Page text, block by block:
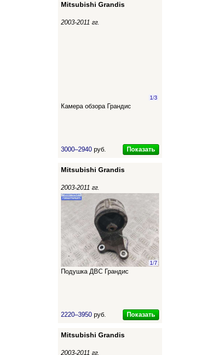
Mitsubishi Grandis
2003-2011 гг.
1/3
Камера обзора Грандис
3000–2940 руб. Показать
Mitsubishi Grandis
2003-2011 гг.
1/7
Подушка ДВС Грандис
2220–3950 руб. Показать
Mitsubishi Grandis
2003-2011 гг.